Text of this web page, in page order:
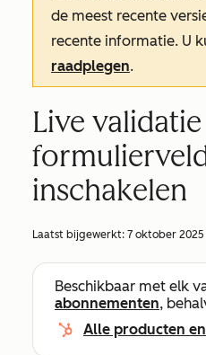
de meest recente
recente informatie. U
raadplegen.
Live
inschakelen
Laatst bijgewerkt: 7 oktober 2025
Beschikbaar met elk
abonnementen,
Alle producten